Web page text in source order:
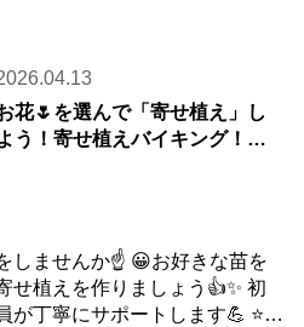
花🌷を選んで「寄せ植え」し
う！寄せ植えバイキング！🌼
しませんか☝️ 😀お好きな苗を
せ植えを作りましょう👍✨ 初
丁寧にサポートします💪 ⭐さ